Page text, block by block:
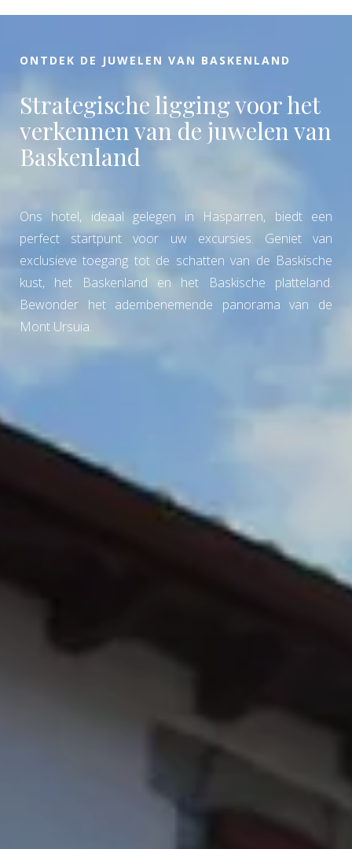
ONTDEK DE JUWELEN VAN BASKENLAND
Strategische ligging voor het
verkennen van de juwelen van
Baskenland
Ons hotel, ideaal gelegen in Hasparren, biedt een
perfect startpunt voor uw excursies. Geniet van
exclusieve toegang tot de schatten van de Baskische
kust, het Baskenland en het Baskische platteland.
Bewonder het adembenemende panorama van de
Mont Ursuia.